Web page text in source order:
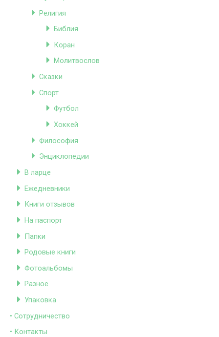
Религия
Библия
Коран
Молитвослов
Сказки
Спорт
Футбол
Хоккей
Философия
Энциклопедии
В ларце
Ежедневники
Книги отзывов
На паспорт
Папки
Родовые книги
Фотоальбомы
Разное
Упаковка
• Сотрудничество
• Контакты